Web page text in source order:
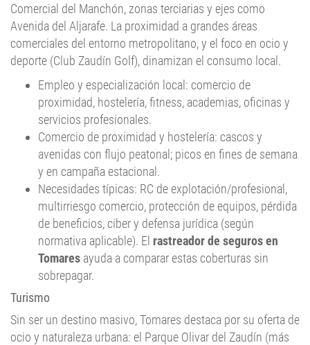
Comercial del Manchón, zonas terciarias y ejes como
Avenida del Aljarafe. La proximidad a grandes áreas
comerciales del entorno metropolitano, y el foco en ocio y
deporte (Club Zaudín Golf), dinamizan el consumo local.
Empleo y especialización local: comercio de
proximidad, hostelería, fitness, academias, oficinas y
servicios profesionales.
Comercio de proximidad y hostelería: cascos y
avenidas con flujo peatonal; picos en fines de semana
y en campaña estacional.
Necesidades típicas: RC de explotación/profesional,
multirriesgo comercio, protección de equipos, pérdida
de beneficios, ciber y defensa jurídica (según
normativa aplicable). El rastreador de seguros en
Tomares ayuda a comparar estas coberturas sin
sobrepagar.
Turismo
Sin ser un destino masivo, Tomares destaca por su oferta de
ocio y naturaleza urbana: el Parque Olivar del Zaudín (más